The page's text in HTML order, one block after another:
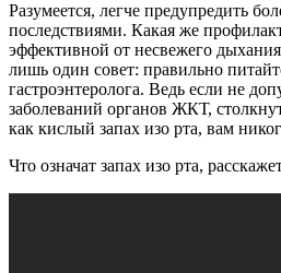
Разумеется, легче предупредить
последствиями. Какая же
эффективной от несвежего
лишь один совет: правильно
гастроэнтеролога. Ведь если не
заболеваний органов ЖКТ,
как кислый запах изо рта, вам
Что означат запах изо рта,